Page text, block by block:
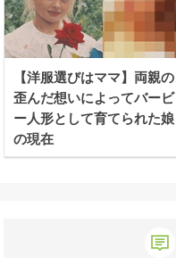
【洋服選びはママ】両親の
歪んだ想いによってバービ
ー人形として育てられた娘
の現在